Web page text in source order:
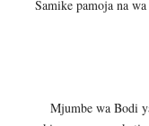
Samike pamoja na
Mjumbe wa Bodi